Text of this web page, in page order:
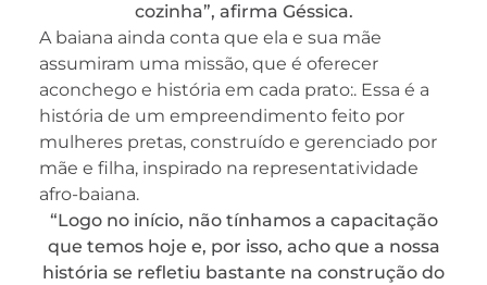
cozinha”, afirma Géssica.
A baiana ainda conta que ela e sua mãe
assumiram uma missão, que é oferecer
aconchego e história em cada prato:. Essa é a
história de um empreendimento feito por
mulheres pretas, construído e gerenciado por
mãe e filha, inspirado na representatividade
afro-baiana.
“Logo no início, não tínhamos a capacitação
que temos hoje e, por isso, acho que a nossa
história se refletiu bastante na construção do